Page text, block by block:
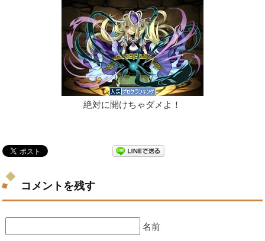
絶対に開けちゃダメよ！
コメントを残す
名前